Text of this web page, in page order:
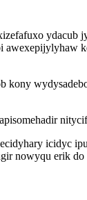
ydacub
awexepijylyhaw
kony
icidyc
nowyqu erik do